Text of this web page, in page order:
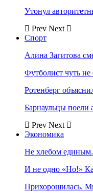
Утонул
Prev Next
Спорт
Алина Загитова
Футболист чуть не
Ротенберг
Барнаульцы поели
Prev Next
Экономика
Не хлебом
И не одно «Но!»
Прихорошилась.